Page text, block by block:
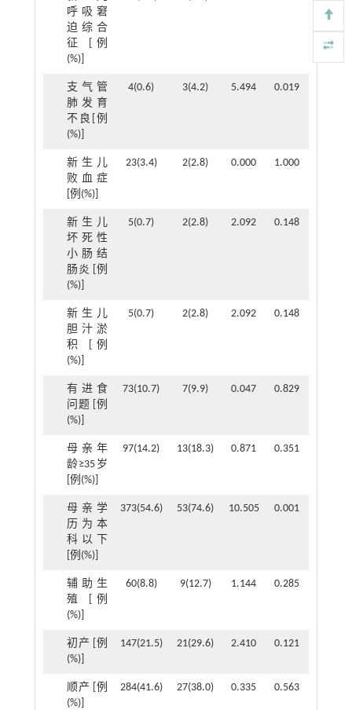
呼吸窘
迫综合
征 [例
(%)]
支气管
肺发育
不良[例
(%)]
4(0.6) 3(4.2) 5.494 0.019
新生儿
败血症
[例(%)]
23(3.4) 2(2.8) 0.000 1.000
新生儿
坏死性
小肠结
肠炎 [例
(%)]
5(0.7) 2(2.8) 2.092 0.148
新生儿
胆汁淤
积 [例
(%)]
5(0.7) 2(2.8) 2.092 0.148
有进食
问题 [例
(%)]
73(10.7) 7(9.9) 0.047 0.829
母亲年
龄≥35岁
[例(%)]
97(14.2) 13(18.3) 0.871 0.351
母亲学
历为本
科以下
[例(%)]
373(54.6) 53(74.6) 10.505 0.001
辅助生
殖 [例
(%)]
60(8.8) 9(12.7) 1.144 0.285
初产 [例
(%)]
147(21.5) 21(29.6) 2.410 0.121
顺产 [例
(%)]
284(41.6) 27(38.0) 0.335 0.563